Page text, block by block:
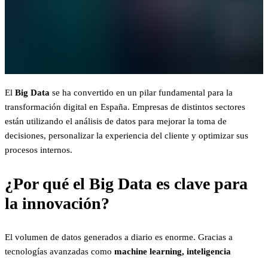
El Big Data se ha convertido en un pilar fundamental para la
transformación digital en España. Empresas de distintos sectores
están utilizando el análisis de datos para mejorar la toma de
decisiones, personalizar la experiencia del cliente y optimizar sus
procesos internos.
¿Por qué el Big Data es clave para
la innovación?
El volumen de datos generados a diario es enorme. Gracias a
tecnologías avanzadas como machine learning, inteligencia